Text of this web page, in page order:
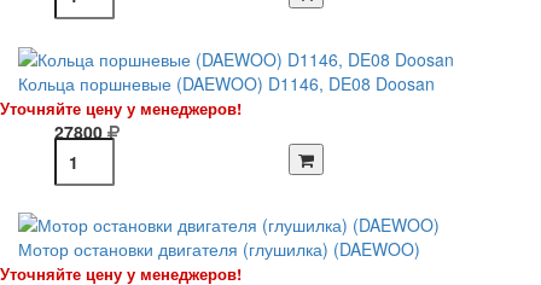
Кольца поршневые (DAEWOO) D1146, DE08 Doosan
Уточняйте цену у менеджеров!
27800
Мотор остановки двигателя (глушилка) (DAEWOO)
Уточняйте цену у менеджеров!